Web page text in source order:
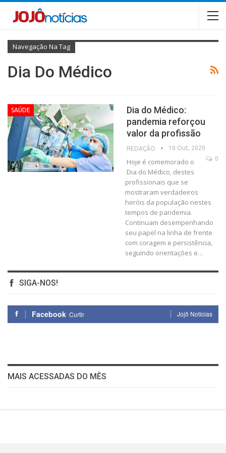
Navegação Na Tag
Dia Do Médico
SAÚDE
Dia do Médico:
pandemia reforçou
valor da profissão
REDAÇÃO
18 Out, 2020
0
Hoje é comemorado o
Dia do Médico, destes
profissionais que se
mostraram verdadeiros
heróis da população nestes
tempos de pandemia.
Continuam desempenhando
seu papel na linha de frente
com coragem e persistência,
seguindo orientações e…
SIGA-NOS!
Facebook Curtir Jojô Notícias
MAIS ACESSADAS DO MÊS